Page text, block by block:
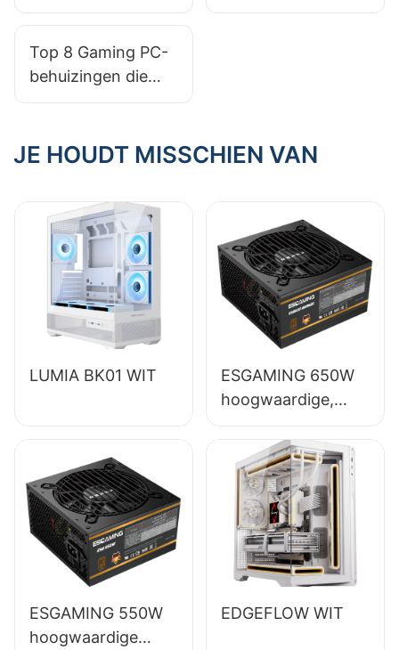
voeding kiezen
HTPC
gaming-pc-
Top 8 Gaming PC-
behuizingen die
goed werken met
waterlussen
JE HOUDT MISSCHIEN VAN
LUMIA BK01 WIT
ESGAMING 650W
hoogwaardige,
volledig functionele
desktop-pc-
voeding met 85%
rendement en 80+
bronzen
certificering
ESB650W
ESGAMING 550W
hoogwaardige
EDGEFLOW WIT